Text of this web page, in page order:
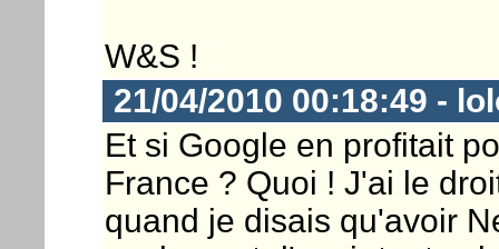
W&S !
21/04/2010 00:18:49 -
Et si Google en profitait
France ? Quoi ! J'ai le
quand je disais qu'avoir